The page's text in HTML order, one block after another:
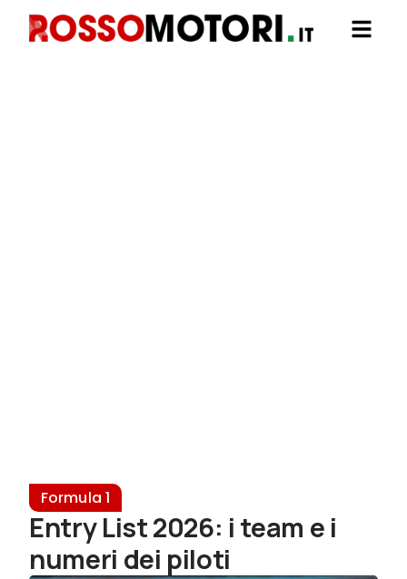
Formula 1
Entry List 2026: i team e i
numeri dei piloti